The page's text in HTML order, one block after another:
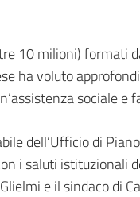
10 milioni) formati
ha voluto
sociale e
dell’Ufficio di
i saluti istituzionali
e il sindaco di